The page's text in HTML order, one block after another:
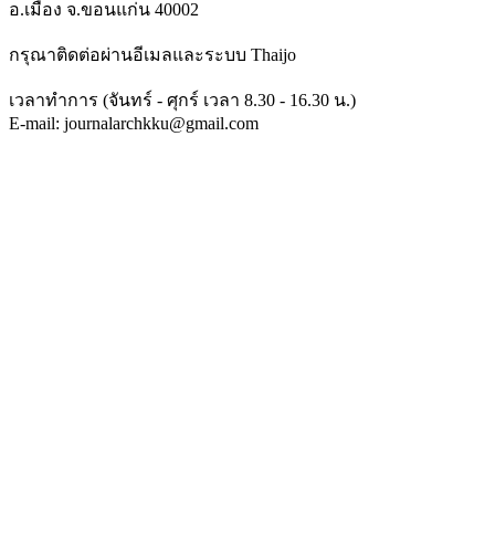
อ.เมือง จ.ขอนแก่น 40002
กรุณาติดต่อผ่านอีเมลและระบบ Thaijo
เวลาทำการ (จันทร์ - ศุกร์ เวลา 8.30 - 16.30 น.)
E-mail: journalarchkku@gmail.com